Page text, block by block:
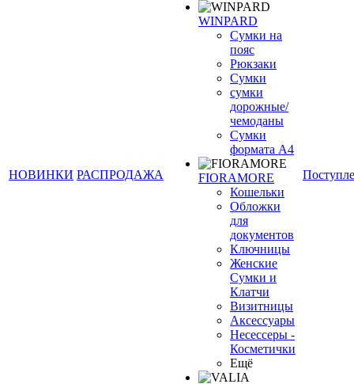
НОВИНКИ РАСПРОДАЖА
WINPARD
Сумки на
пояс
Рюкзаки
Сумки
сумки
дорожные/
чемоданы
Сумки
формата А4
FIORAMORE
Кошельки
Обложки
для
документов
Ключницы
Женские
Сумки и
Клатчи
Визитницы
Аксессуары
Несессеры -
Косметички
Ещё